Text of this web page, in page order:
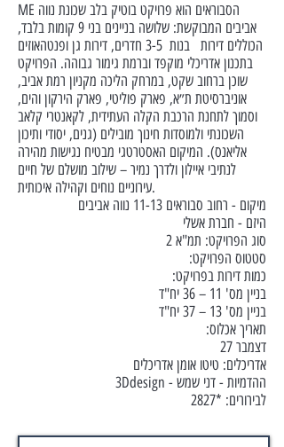
ME הסבוראים הוא פרויקט בוטיק בלב שכונת נווה
אביבים המבוקשת: שלושה בניינים בני 9 קומות בלבד,
הכוללים דירות בנות 3-5 חדרים, דירות גן ופנטהאוזים
בתכנון אדריכלי מוקפד וברמת גימור גבוהה. הפרויקט
שוכן ברחוב שקט, במרחק הליכה מקניון רמת אביב,
אוניברסיטת ת״א, פארק פוליטי, פארק הירקון והים,
וסמוך לתחנת הרכבת הקלה העתידית, לקאנטרי קלאב
השכונתי ולמוסדות חינוך מובילים (גנים, יסודי ותיכון
אליאנס). המיקום האסטרטגי מבטיח נגישות מהירה
לנתיבי איילון ולדרך נמיר – שילוב מושלם של חיים
עירוניים נוחים וקהילה איכותית.
מיקום - רחוב סבוראים 11-13 נווה אביבים
היזם - חברת אשלי
סוג הפרויקט: תמ"א 2
סטטוס הפרויקט:
כמות דירות בפרויקט:
בניין מס' 11 – 36 יח"ד
בניין מס' 13 – 37 יח"ד
תאריך אכלוס:
דצמבר 27
אדריכלים: טיטו אומן אדריכלים
ההדמיות - דני שמש - 3Ddesign
לבירורים: *2827